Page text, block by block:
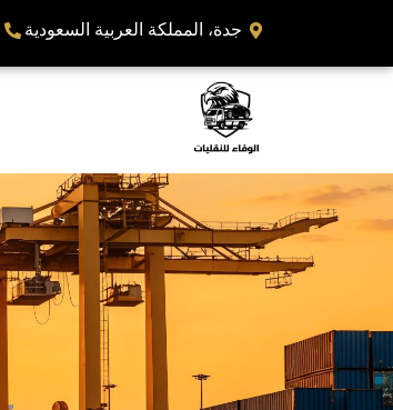
جدة، المملكة العربية السعودية